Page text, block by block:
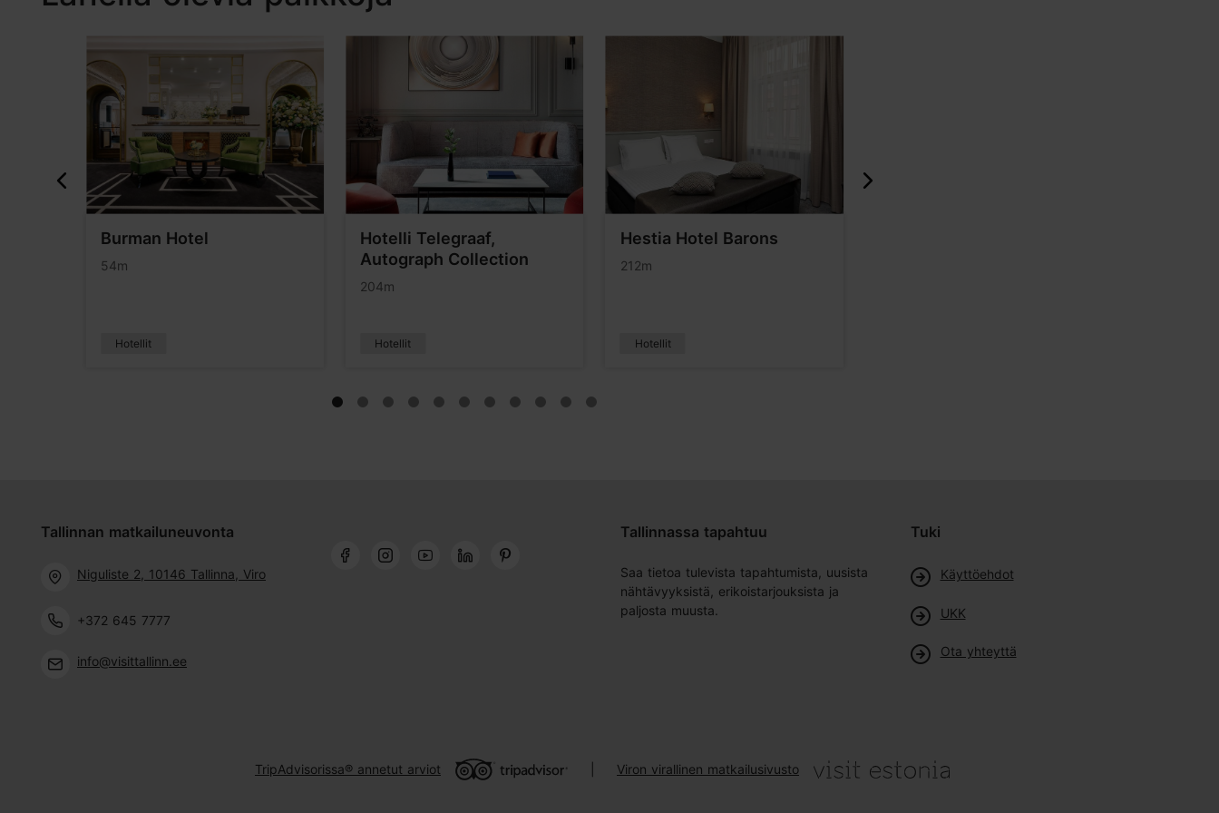
Burman Hotel
54m
Hotellit
Hotelli Telegraaf,
Autograph Collection
204m
Hotellit
Hestia Hotel Barons
212m
Hotellit
Tallinnan matkailuneuvonta
Niguliste 2, 10146 Tallinna, Viro
+372 645 7777
info@visittallinn.ee
Tallinnassa tapahtuu
Saa tietoa tulevista tapahtumista, uusista
nähtävyyksistä, erikoistarjouksista ja
paljosta muusta.
Tuki
Käyttöehdot
UKK
Ota yhteyttä
TripAdvisorissa® annetut arviot Viron virallinen matkailusivusto